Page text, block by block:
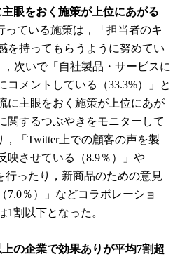
主眼をおく施策が上位にあがる
っている施策は，「担当者のキ
を持ってもらうように努めてい
次いで「自社製品・サービスに
コメントしている（33.3%）」と
に主眼をおく施策が上位にあが
関するつぶやきをモニターして
，「Twitter上での顧客の声を製
映させている（8.9％）」や
行ったり，新商品のための意見
7.0％）」などコラボレーショ
1割以下となった。
上の企業で効果ありが平均7割超